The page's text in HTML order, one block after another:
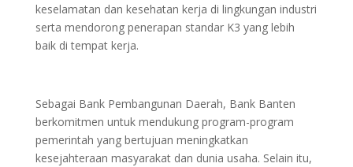
keselamatan dan kesehatan kerja di lingkungan industri
serta mendorong penerapan standar K3 yang lebih
baik di tempat kerja.
Sebagai Bank Pembangunan Daerah, Bank Banten
berkomitmen untuk mendukung program-program
pemerintah yang bertujuan meningkatkan
kesejahteraan masyarakat dan dunia usaha. Selain itu,